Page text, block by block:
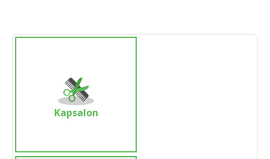
Kapsalon